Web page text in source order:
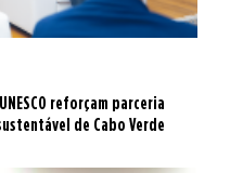
reforçam parceria
de Cabo Verde